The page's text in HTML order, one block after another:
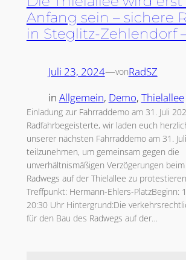
Anfang sein – sichere
in Steglitz-Zehlendorf
Juli 23, 2024—vonRadSZ
in Allgemein, Demo, Thielallee
Einladung zur Fahrraddemo am 31. Juli
Radfahrbegeisterte, wir laden euch
unserer nächsten Fahrraddemo am 31.
teilzunehmen, um gemeinsam gegen die
unverhältnismäßigen Verzögerungen
Radwegs auf der Thielallee zu
Treffpunkt: Hermann-Ehlers-PlatzBeginn:
20:30 Uhr Hintergrund:Die
für den Bau des Radwegs auf der…